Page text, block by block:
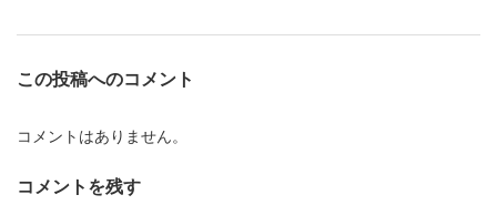
この投稿へのコメント
コメントはありません。
コメントを残す